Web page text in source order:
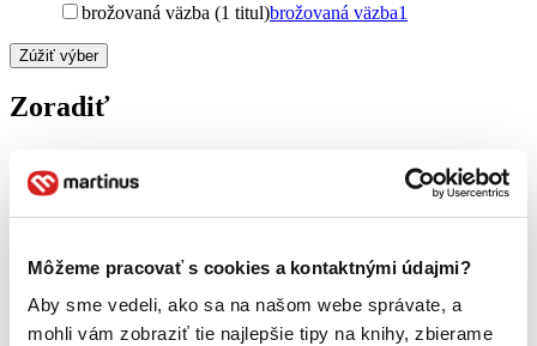
Môžeme pracovať s cookies a kontaktnými údajmi?
Aby sme vedeli, ako sa na našom webe správate, a
mohli vám zobraziť tie najlepšie tipy na knihy, zbierame
brožovaná väzba (1 titul)brožovaná väzba1
Zúžiť výber
Zoradiť
Bestsellery
Novinky
Najdrahšie
Najlacnejšie
Najvyššia zľava